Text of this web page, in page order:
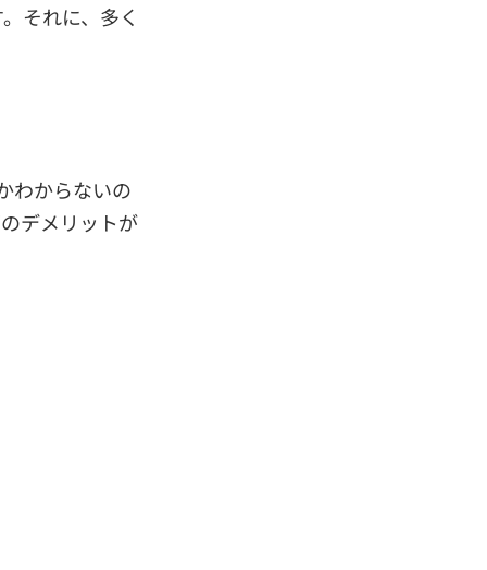
それに、多く
わからないの
デメリットが